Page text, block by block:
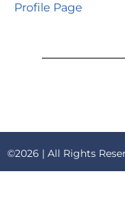
Profile Page
©2026 | All Rights